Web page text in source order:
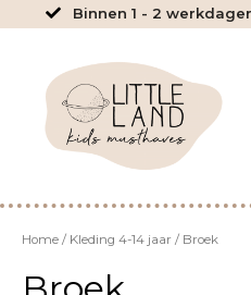
inhoud
Binnen 1 - 2
Home / Kleding 4-14 jaar / Broek